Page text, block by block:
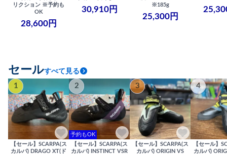
リクション ※予約も
OK
28,600円
30,910円
※185g
25,300円
セールすべて見る
1
【セール】SCARPA(ス
カルパ) DRAGO XT(ド
2
予約もOK
【セール】SCARPA(ス
カルパ) INSTINCT VSR
3
【セール】SCARPA(ス
カルパ) ORIGIN VS
4
【セール】
カルパ)